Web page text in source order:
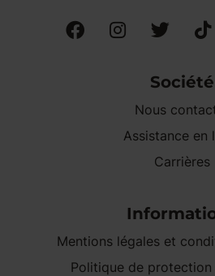
Société
Nous
Assistance en
Carrières
Mentions légales et
Politique de protection